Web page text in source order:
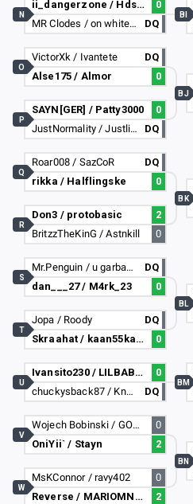
ii_dangerzone / Hds244
0
MR Clodes / on white#4775
DQ
N
VictorXk / Ivantete
DQ
Alse175 / Almor
0
O
SAYN[GER] / Patty3000
0
JustNormality / Justlikedaniel
DQ
P
Roar008 / SazCoR
DQ
rikka / Halflingske
0
Q
Don3 / protobasic
2
BritzzTheKinG / Astnkill
0
R
Mr.Penguin / u garbage can
DQ
dan___27 / M4rk_23
0
S
Jopa / Roody
DQ
Skraahat / kaan55karacaer
0
T
Ivansito230 / LILBABYDAD
0
chuckysback87 / Knapzzs
DQ
U
Wojech Bobinski / GOKU(MASTERD UI)
0
OniYii` / Stayn
2
V
MsKConnor / ravy402
0
Reverse / MARIOMN250
2
W
BI
BJ
BK
BL
BM
BN